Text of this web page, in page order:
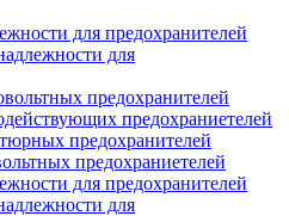
для предохранителей
для
предохранителей
предохраниетелей
предохранителей
предохраниетелей
для предохранителей
для